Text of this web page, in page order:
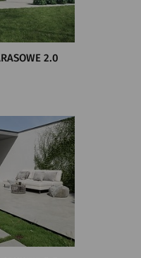
2.0